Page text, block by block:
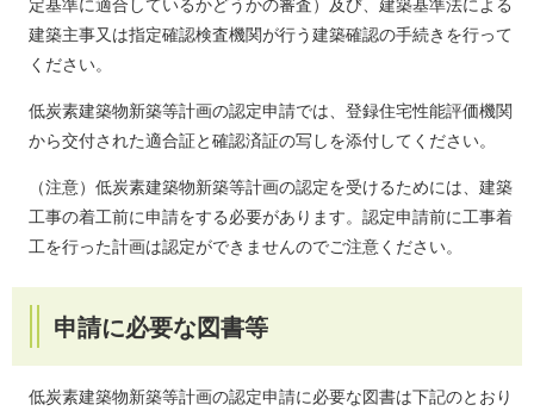
定基準に適合しているかどうかの審査）及び、建築基準法による
建築主事又は指定確認検査機関が行う建築確認の手続きを行って
ください。
低炭素建築物新築等計画の認定申請では、登録住宅性能評価機関
から交付された適合証と確認済証の写しを添付してください。
（注意）低炭素建築物新築等計画の認定を受けるためには、建築
工事の着工前に申請をする必要があります。認定申請前に工事着
工を行った計画は認定ができませんのでご注意ください。
申請に必要な図書等
低炭素建築物新築等計画の認定申請に必要な図書は下記のとおり